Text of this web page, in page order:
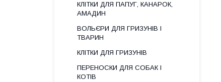
КЛІТКИ ДЛЯ ПАПУГ, КАНАРОК,
АМАДИН
ВОЛЬЄРИ ДЛЯ ГРИЗУНІВ І
ТВАРИН
КЛІТКИ ДЛЯ ГРИЗУНІВ
ПЕРЕНОСКИ ДЛЯ СОБАК І
КОТІВ